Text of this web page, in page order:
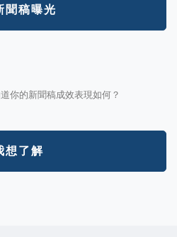
聞稿曝光
你的新聞稿成效表現如何？
想了解